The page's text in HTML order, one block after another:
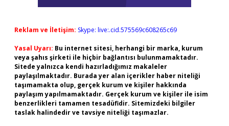
Reklam ve İletişim: Skype: live:.cid.575569c608265c69
Yasal Uyarı: Bu internet sitesi, herhangi bir marka, kurum
veya şahıs şirketi ile hiçbir bağlantısı bulunmamaktadır.
Sitede yalnızca kendi hazırladığımız makaleler
paylaşılmaktadır. Burada yer alan içerikler haber niteliği
taşımamakta olup, gerçek kurum ve kişiler hakkında
paylaşım yapılmamaktadır. Gerçek kurum ve kişiler ile isim
benzerlikleri tamamen tesadüfidir. Sitemizdeki bilgiler
taslak halindedir ve tavsiye niteliği taşımazlar.